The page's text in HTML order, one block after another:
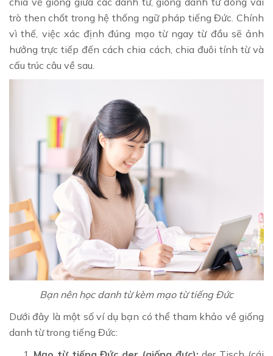
trò then chốt trong hệ thống ngữ pháp tiếng Đức. Chính
vì thế, việc xác định đúng mạo từ ngay từ đầu sẽ ảnh
hưởng trực tiếp đến cách chia cách, chia đuôi tính từ và
cấu trúc câu về sau.
Bạn nên học danh từ kèm mạo từ tiếng Đức
Dưới đây là một số ví dụ bạn có thể tham khảo về giống
danh từ trong tiếng Đức: